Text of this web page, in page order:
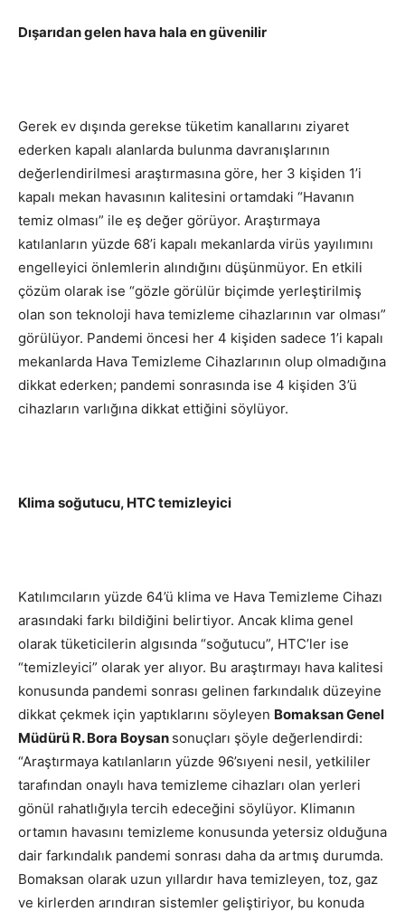
Dışarıdan gelen hava hala en güvenilir
Gerek ev dışında gerekse tüketim kanallarını ziyaret
ederken kapalı alanlarda bulunma davranışlarının
değerlendirilmesi araştırmasına göre, her 3 kişiden 1’i
kapalı mekan havasının kalitesini ortamdaki “Havanın
temiz olması” ile eş değer görüyor. Araştırmaya
katılanların yüzde 68’i kapalı mekanlarda virüs yayılımını
engelleyici önlemlerin alındığını düşünmüyor. En etkili
çözüm olarak ise “gözle görülür biçimde yerleştirilmiş
olan son teknoloji hava temizleme cihazlarının var olması”
görülüyor. Pandemi öncesi her 4 kişiden sadece 1’i kapalı
mekanlarda Hava Temizleme Cihazlarının olup olmadığına
dikkat ederken; pandemi sonrasında ise 4 kişiden 3’ü
cihazların varlığına dikkat ettiğini söylüyor.
Klima soğutucu, HTC temizleyici
Katılımcıların yüzde 64’ü klima ve Hava Temizleme Cihazı
arasındaki farkı bildiğini belirtiyor. Ancak klima genel
olarak tüketicilerin algısında “soğutucu”, HTC’ler ise
“temizleyici” olarak yer alıyor. Bu araştırmayı hava kalitesi
konusunda pandemi sonrası gelinen farkındalık düzeyine
dikkat çekmek için yaptıklarını söyleyen Bomaksan Genel
Müdürü R. Bora Boysan sonuçları şöyle değerlendirdi:
“Araştırmaya katılanların yüzde 96’sıyeni nesil, yetkililer
tarafından onaylı hava temizleme cihazları olan yerleri
gönül rahatlığıyla tercih edeceğini söylüyor. Klimanın
ortamın havasını temizleme konusunda yetersiz olduğuna
dair farkındalık pandemi sonrası daha da artmış durumda.
Bomaksan olarak uzun yıllardır hava temizleyen, toz, gaz
ve kirlerden arındıran sistemler geliştiriyor, bu konuda